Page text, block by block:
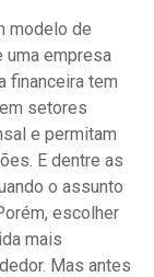
modelo de
uma empresa
financeira tem
setores
e permitam
E dentre as
o assunto
escolher
mais
Mas antes